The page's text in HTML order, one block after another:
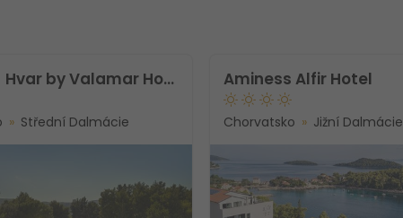
[PLACES] Hvar by Valamar Hotel
Střední Dalmácie
Aminess Alfir Hotel
Chorvatsko Jižní Dalmácie